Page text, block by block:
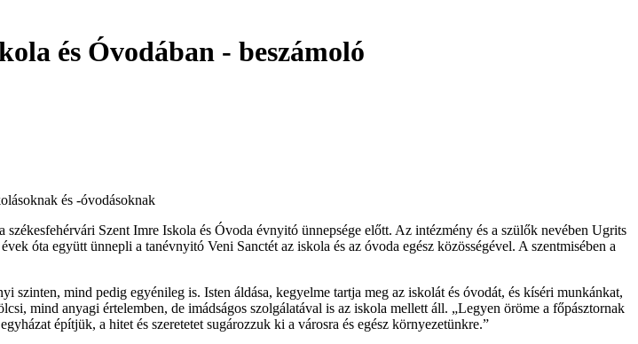
és Óvodában - beszámoló
és -óvodásoknak
Szent Imre Iskola és Óvoda évnyitó ünnepsége előtt. Az intézmény és a szülők nevében Ugrits
óta együtt ünnepli a tanévnyitó Veni Sanctét az iskola és az óvoda egész közösségével. A szentmisében a
mind pedig egyénileg is. Isten áldása, kegyelme tartja meg az iskolát és óvodát, és kíséri munkánkat,
mind anyagi értelemben, de imádságos szolgálatával is az iskola mellett áll. „Legyen öröme a főpásztornak
építjük, a hitet és szeretetet sugározzuk ki a városra és egész környezetünkre.”